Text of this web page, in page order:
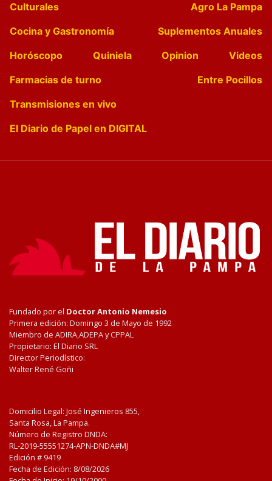
Culturales
Agro La Pampa
Cocina y Gastronomía
Suplementos Anuales
Horóscopo
Quiniela Opinion
Videos
Farmacias de turno
Entre Pocillos
Transmisiones en vivo
El Diario de Papel en DIGITAL
Fundado por el Doctor Antonio Nemesio
Primera edición: Domingo 3 de Mayo de 1992
Miembro de ADIRA,ADEPA y CPPAL
Propietario: El Diario SRL
Director Periodístico:
Walter René Goñi
Domicilio Legal: José Ingenieros 855,
Santa Rosa, La Pampa.
Número de Registro DNDA:
RL-2019-55551274-APN-DNDA#MJ
Edición # 9419
Fecha de Edición: 8/08/2026